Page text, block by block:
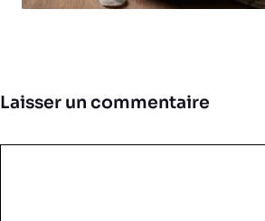
Laisser un commentaire